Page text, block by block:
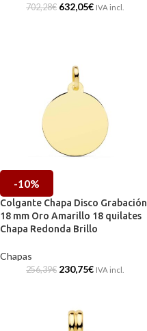
702,28€ 632,05€ IVA incl.
-10%
Colgante Chapa Disco Grabación
18 mm Oro Amarillo 18 quilates
Chapa Redonda Brillo
Chapas
256,39€ 230,75€ IVA incl.